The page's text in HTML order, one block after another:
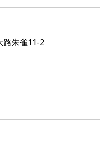
路朱雀11-2